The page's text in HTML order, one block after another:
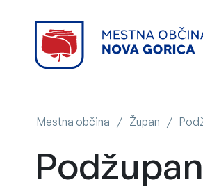
Mestna občina / Župan /